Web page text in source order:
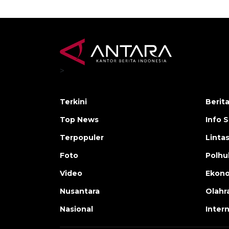
>
Terkini
Top News
Terpopuler
Foto
Video
Nusantara
Nasional
Info